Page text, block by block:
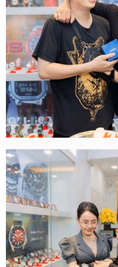
HWATCH Chuyên Nhập khẩu
Đồng Hồ Chính Hãng
CẢM ƠN QUÝ KHÁCH ĐÃ TIN
HWATCH CHUYÊN NHẬP
LOẠI ĐỒNG HỒ CHÍNH
Qui trình xử lý
hàng:
CẢM ƠN QUÝ KHÁCH ĐÃ
HWATCH CHUYÊN NHẬP
LOẠI ĐỒNG HỒ CHÍNH HÃNG.